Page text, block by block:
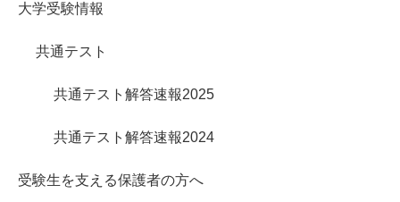
大学受験情報
共通テスト
共通テスト解答速報2025
共通テスト解答速報2024
受験生を支える保護者の方へ